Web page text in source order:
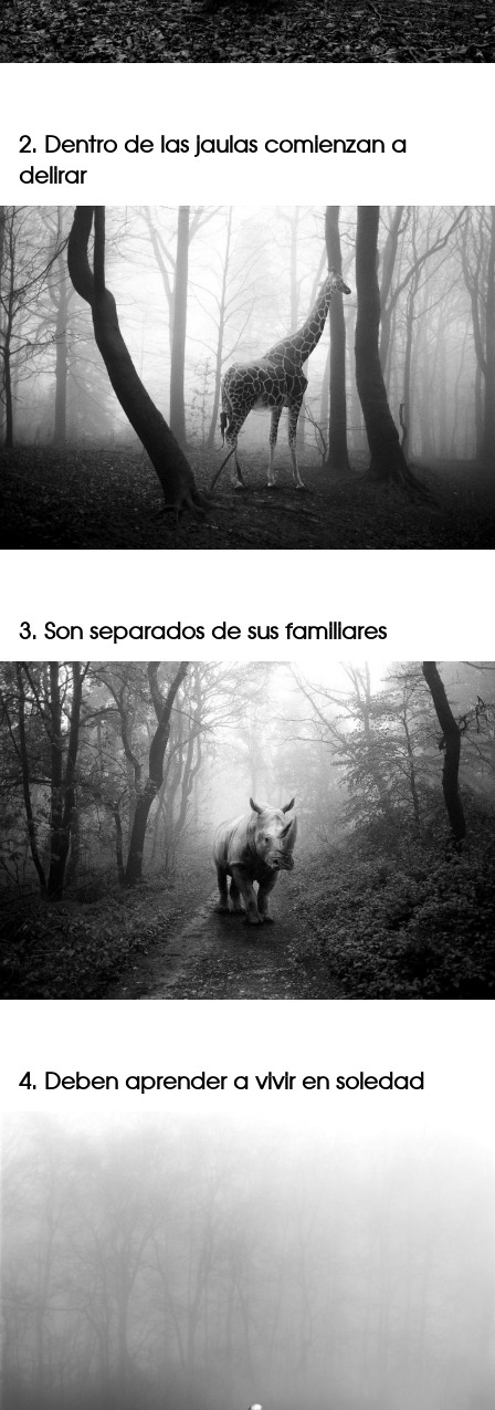
2. Dentro de las jaulas comienzan a
delirar
3. Son separados de sus familiares
4. Deben aprender a vivir en soledad